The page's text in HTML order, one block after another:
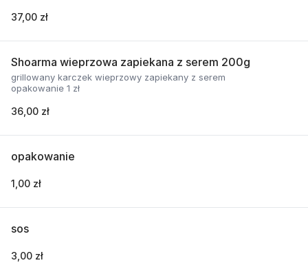
37,00 zł
Shoarma wieprzowa zapiekana z serem 200g
grillowany karczek wieprzowy zapiekany z serem
opakowanie 1 zł
36,00 zł
opakowanie
1,00 zł
sos
3,00 zł